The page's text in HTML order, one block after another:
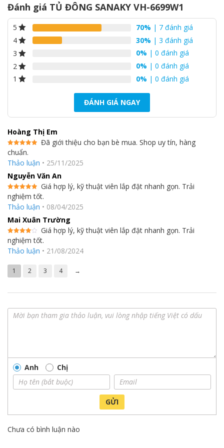
Đánh giá TỦ ĐÔNG SANAKY VH-6699W1
5 70% | 7 đánh giá
4
30% | 3 đánh giá
3
0% | 0 đánh giá
2
0% | 0 đánh giá
1
0% | 0 đánh giá
ĐÁNH GIÁ NGAY
Hoàng Thị Em
Được xếp
hạng5 5
sao
Đã giới thiệu cho bạn bè mua. Shop uy tín, hàng
chuẩn.
Thảo luận • 25/11/2025
Nguyễn Văn An
Được xếp
hạng55
sao
Giá hợp lý, kỹ thuật viên lắp đặt nhanh gọn. Trải
nghiệm tốt.
Thảo luận • 08/04/2025
Mai Xuân Trường
Được
xếp hạng
45 sao
Giá hợp lý, kỹ thuật viên lắp đặt nhanh gọn. Trải
nghiệm tốt.
Thảo luận • 21/08/2024
1 2 3 4 →
Anh Chị
GỬI
Chưa có bình luận nào